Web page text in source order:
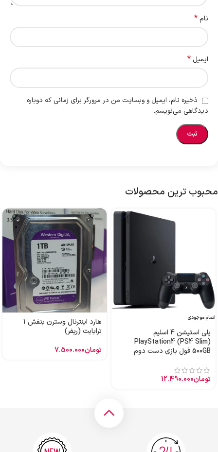
نام*
ایمیل *
ذخیره نام، ایمیل و وبسایت من در مرورگر برای زمانی که دوباره
دیدگاهی می‌نویسم.
محبوب ترین محصولات
اتمام موجودی
پلی استیشن 4 اسلیم
PlayStation4 (PS4 Slim)
500GB فول بازی دست دوم
تومان12.490.000
هارد اینترنال وسترن بنفش 1
ترابایت (ریفر)
تومان7.500.000